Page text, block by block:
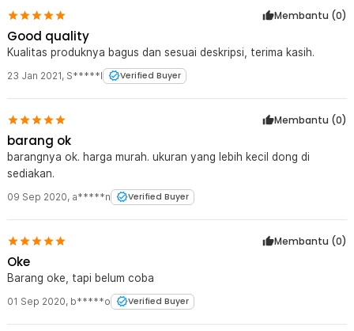
Membantu (0)
Good quality
Kualitas produknya bagus dan sesuai deskripsi, terima kasih.
23 Jan 2021, S*****l Verified Buyer
Membantu (0)
barang ok
barangnya ok. harga murah. ukuran yang lebih kecil dong di
sediakan.
09 Sep 2020, a*****n Verified Buyer
Membantu (0)
Oke
Barang oke, tapi belum coba
01 Sep 2020, b*****o Verified Buyer